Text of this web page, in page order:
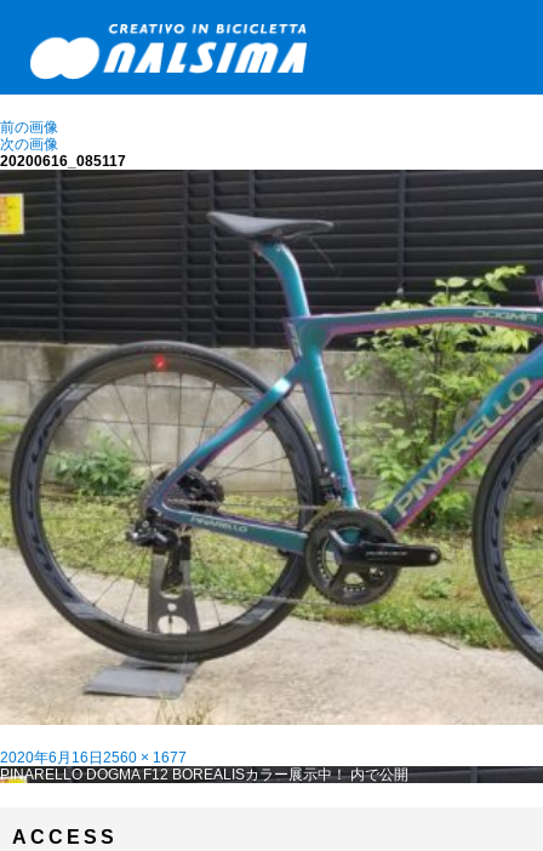
前の画像
次の画像
20200616_085117
投
稿
2020年6月16日 フ
ル
2560 × 1677
投
ゲ
PINARELLO DOGMA F12 BOREALISカラー展示中！ 内で公開
ACCESS